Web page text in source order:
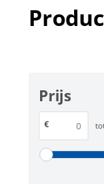
Prijs
€